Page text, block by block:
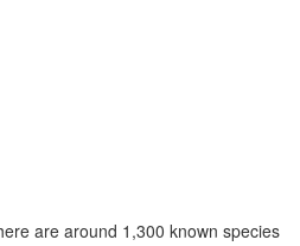
are around 1,300 known species